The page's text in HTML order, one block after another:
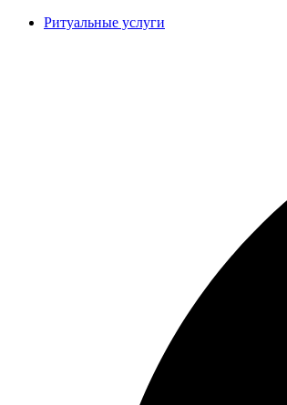
Ритуальные услуги